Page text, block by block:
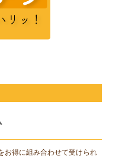
お得に組み合わせて受けられ